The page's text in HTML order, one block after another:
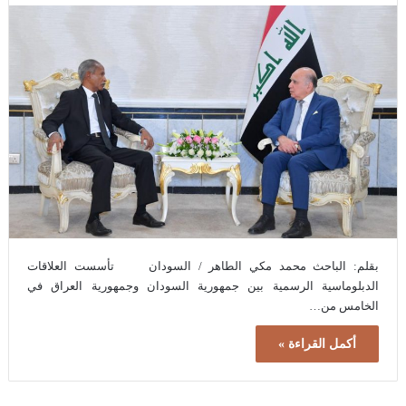
بقلم: الباحث محمد مكي الطاهر / السودان تأسست العلاقات
الدبلوماسية الرسمية بين جمهورية السودان وجمهورية العراق في
الخامس من…
أكمل القراءة »